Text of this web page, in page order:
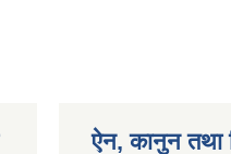
ऐन, कानुन तथा